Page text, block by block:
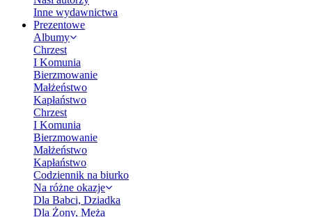
Inne wydawnictwa
Prezentowe
Albumy
Chrzest
I Komunia
Bierzmowanie
Małżeństwo
Kapłaństwo
Chrzest
I Komunia
Bierzmowanie
Małżeństwo
Kapłaństwo
Codziennik na biurko
Na różne okazje
Dla Babci, Dziadka
Dla Żony, Męża